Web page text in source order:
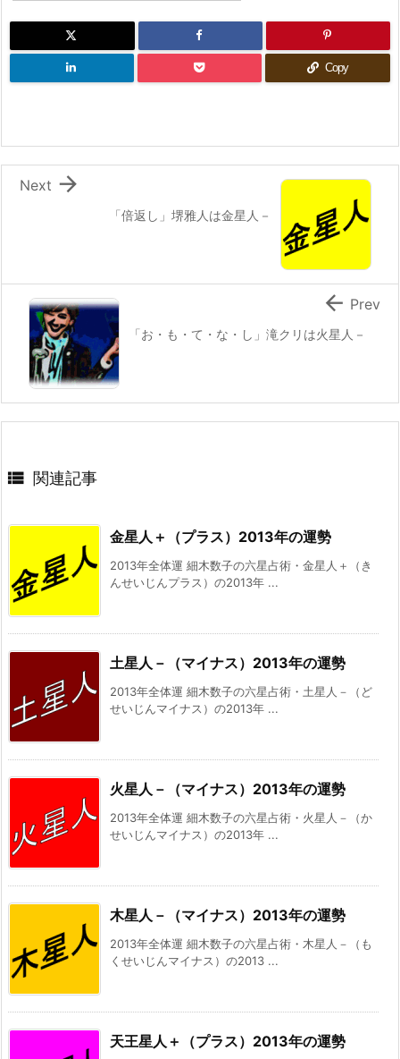
Copy
「倍返し」堺雅人は金星人－

Next
「お・も・て・な・し」滝クリは火星人－
 Prev
 関連記事
金星人＋（プラス）2013年の運勢
2013年全体運 細木数子の六星占術・金星人＋（き
んせいじんプラス）の2013年 ...
土星人－（マイナス）2013年の運勢
2013年全体運 細木数子の六星占術・土星人－（ど
せいじんマイナス）の2013年 ...
火星人－（マイナス）2013年の運勢
2013年全体運 細木数子の六星占術・火星人－（か
せいじんマイナス）の2013年 ...
木星人－（マイナス）2013年の運勢
2013年全体運 細木数子の六星占術・木星人－（も
くせいじんマイナス）の2013 ...
天王星人＋（プラス）2013年の運勢